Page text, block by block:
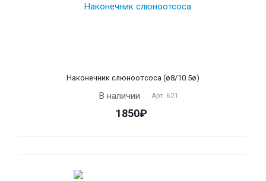
Наконечник слюноотсоса (ø8/10.5ø)
В наличии Арт. 621
1850₽